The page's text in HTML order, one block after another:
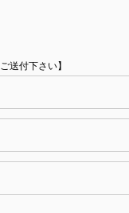
送付下さい】